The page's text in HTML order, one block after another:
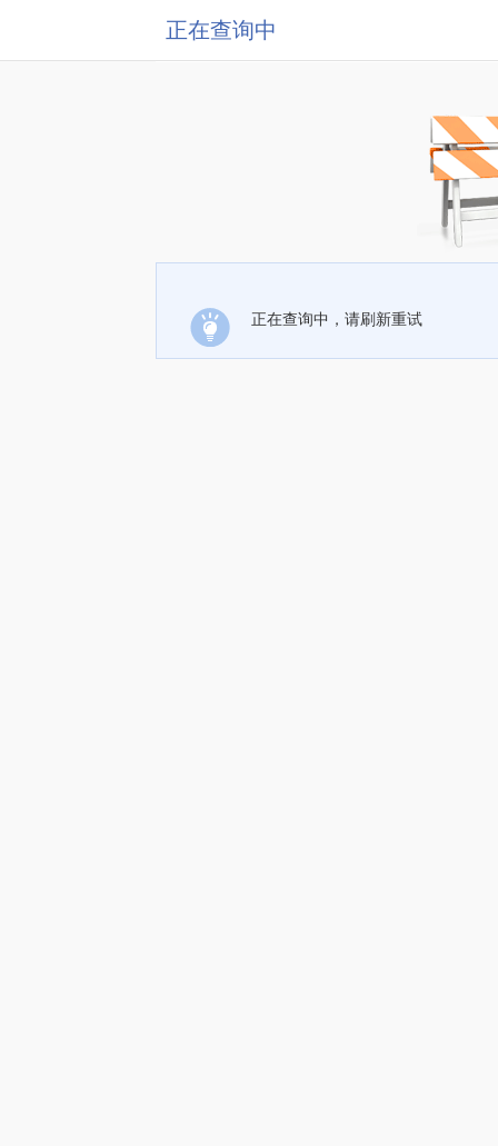
正在查询中
正在查询中，请刷新重试